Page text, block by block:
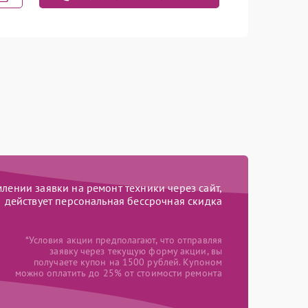
заявки на ремонт техники через сайт,
действует персональная бессрочная скидка
*Условия акции предполагают, что отправляя
заявку через текущую форму акции, вы
получаете купон на 1500 рублей. Купоном
можно оплатить до 25% от стоимости ремонта